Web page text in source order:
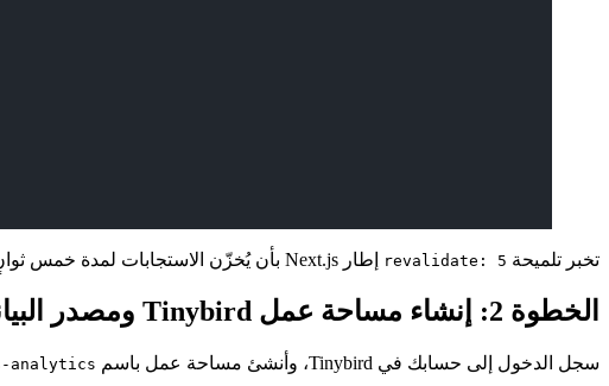
تخبر تلميحة revalidate: 5 إطار Next.js بأن يُخزّن الاستجابات لمدة خمس ثوانٍ، وهي النقطة المثلى للوحة فورية لا تحتاج إلى تحديث بالملي ثانية.
الخطوة 2: إنشاء مساحة عمل Tinybird ومصدر البيانات
سجل الدخول إلى حسابك في Tinybird، وأنشئ مساحة عمل باسم analytics